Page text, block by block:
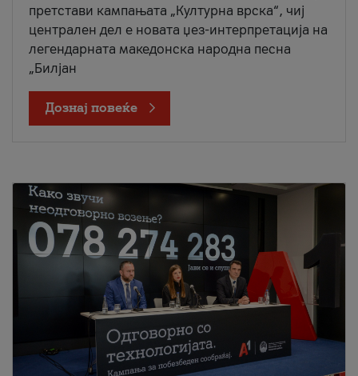
претстави кампањата „Културна врска“, чиј
централен дел е новата џез-интерпретација на
легендарната македонска народна песна
„Билјан
Дознај повеќе